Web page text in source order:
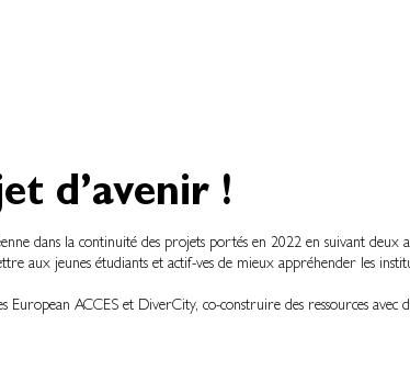
d’avenir !
dans la continuité des projets portés en 2022 en suivant deux
aux jeunes étudiants et actif-ves de mieux appréhender les
ACCES et DiverCity, co-construire des ressources